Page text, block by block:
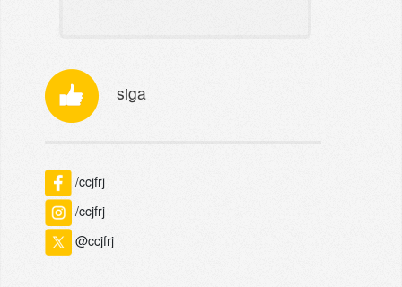
siga
/ccjfrj
/ccjfrj
@ccjfrj